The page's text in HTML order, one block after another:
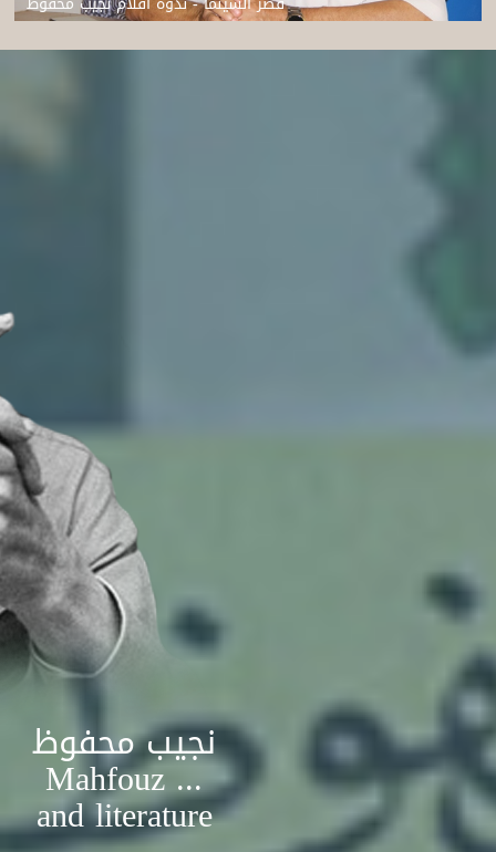
نجيب محفوظ
... Mahfouz
and literature